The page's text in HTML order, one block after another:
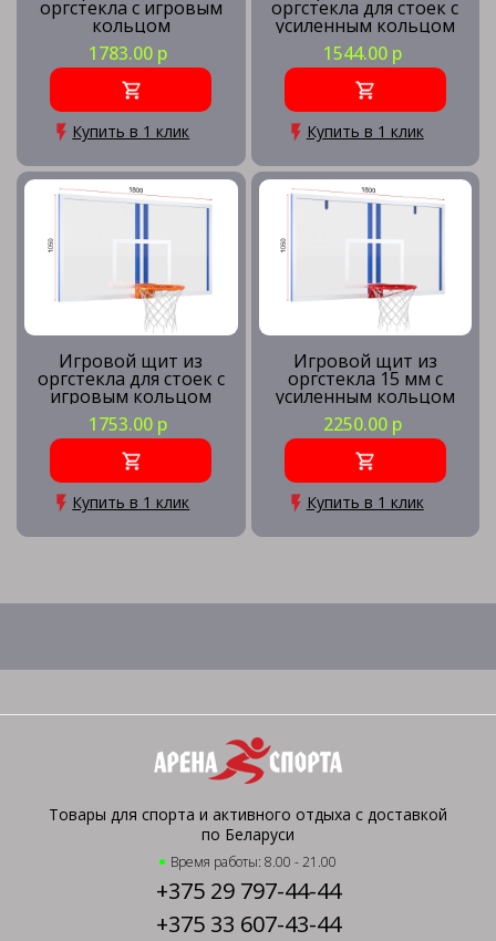
оргстекла с игровым
кольцом
1783.00 р
Купить в 1 клик
оргстекла для стоек с
усиленным кольцом
1544.00 р
Купить в 1 клик
Игровой щит из
оргстекла для стоек с
игровым кольцом
1753.00 р
Купить в 1 клик
Игровой щит из
оргстекла 15 мм с
усиленным кольцом
2250.00 р
Купить в 1 клик
Товары для спорта и активного отдыха с доставкой
по Беларуси
Время работы: 8.00 - 21.00
+375 29 797-44-44
+375 33 607-43-44